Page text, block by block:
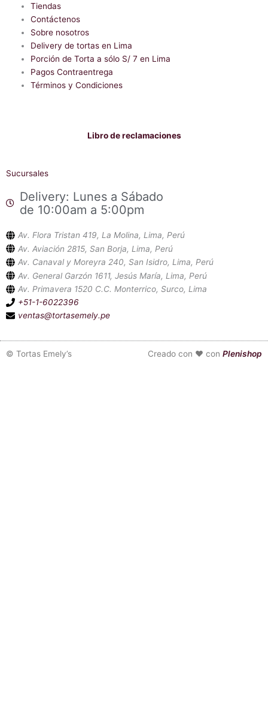
s
a
p
p
Tiendas
Contáctenos
Sobre nosotros
Delivery de tortas en Lima
Porción de Torta a sólo S/ 7 en Lima
Pagos Contraentrega
Términos y Condiciones
Libro de reclamaciones
Sucursales
Delivery: Lunes a Sábado
de 10:00am a 5:00pm
Av. Flora Tristan 419, La Molina, Lima, Perú
Av. Aviación 2815, San Borja, Lima, Perú
Av. Canaval y Moreyra 240, San Isidro, Lima, Perú
Av. General Garzón 1611, Jesús María, Lima, Perú
Av. Primavera 1520 C.C. Monterrico, Surco, Lima
+51-1-6022396
ventas@tortasemely.pe
© Tortas Emely’s Creado con ❤ con Plenishop